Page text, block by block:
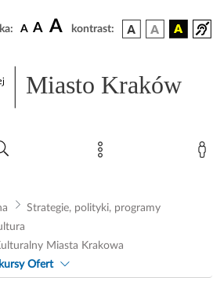
A A A kontrast:
Miasto Kraków
Strategie, polityki, programy
Miasta Krakowa
Ofert